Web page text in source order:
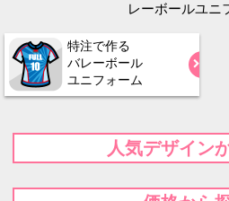
レーボールユニ
特注で作る
バレーボール
ユニフォーム
人気デザイン